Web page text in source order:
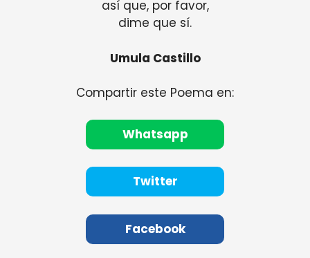
así que, por favor,
dime que sí.
Umula Castillo
Compartir este Poema en:
Whatsapp
Twitter
Facebook